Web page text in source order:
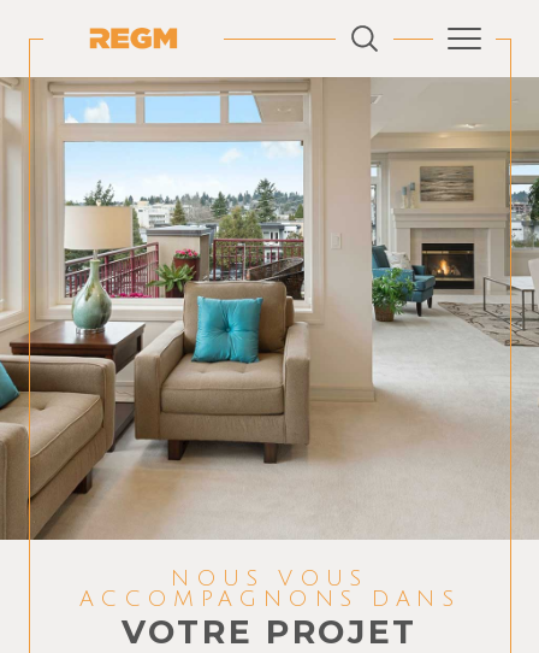
NOUS VOUS
ACCOMPAGNONS DANS
VOTRE PROJET